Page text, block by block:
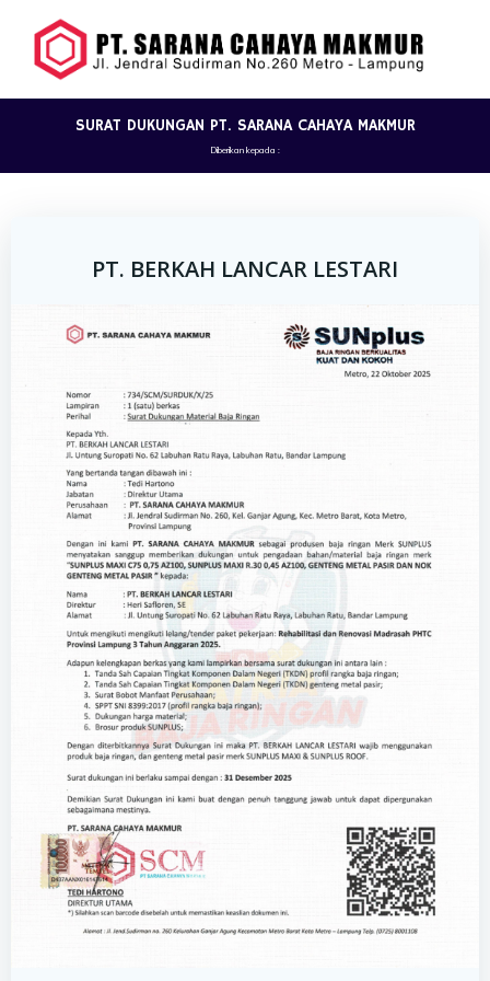
to
content
SURAT DUKUNGAN PT. SARANA CAHAYA MAKMUR
Diberikan kepada :
PT. BERKAH LANCAR LESTARI